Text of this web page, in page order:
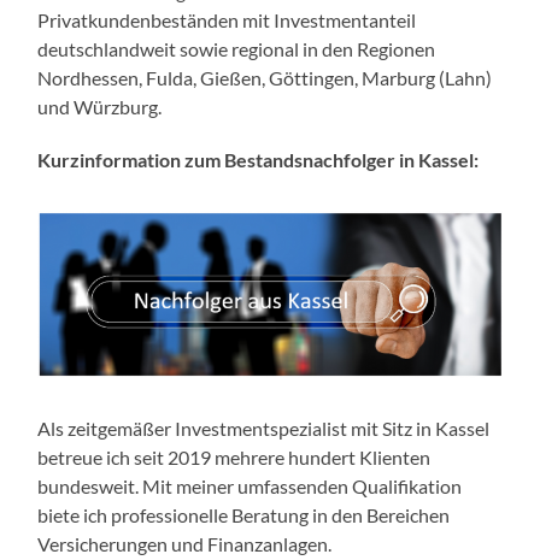
Privatkundenbeständen mit Investmentanteil
deutschlandweit sowie regional in den Regionen
Nordhessen, Fulda, Gießen, Göttingen, Marburg (Lahn)
und Würzburg.
Kurzinformation zum Bestandsnachfolger in Kassel:
Als zeitgemäßer Investmentspezialist mit Sitz in Kassel
betreue ich seit 2019 mehrere hundert Klienten
bundesweit. Mit meiner umfassenden Qualifikation
biete ich professionelle Beratung in den Bereichen
Versicherungen und Finanzanlagen.